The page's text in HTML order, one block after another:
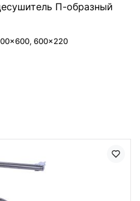
П-образный
600x220